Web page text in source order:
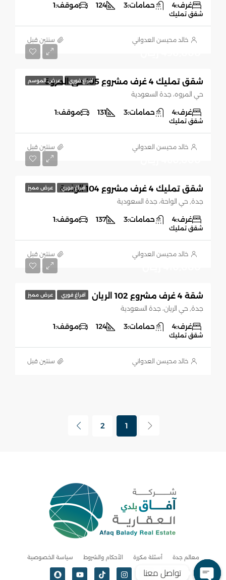
غرف:4 حمامات:3
124 موقف:1
شقق تمليك
خالد محيسن العدواني ‏سنتين قبل
افراغ فوري عرض الموسم شقق تمليك 4 غرف مشروع 105 حي المروة
حي المروه، جدة السعودية
غرف:4 حمامات:3
131 موقف:1
شقق تمليك
خالد محيسن العدواني ‏سنتين قبل
افراغ فوري عرض مميز شقق تمليك 4 غرف مشروع 104 الواحة
جدة, حي الواحة، جدة السعودية
غرف:4 حمامات:3
137 موقف:1
شقق تمليك
خالد محيسن العدواني ‏سنتين قبل
افراغ فوري عرض مميز شقة 4 غرف مشروع 102 الريان
جدة, حي الريان، جدة السعودية
غرف:4 حمامات:3
124 موقف:1
شقق تمليك
خالد محيسن العدواني ‏سنتين قبل
1
2
معالم جدة أسئلة مكررة الأحكام والشروط سياسة الخصوصية
تواصل معنا